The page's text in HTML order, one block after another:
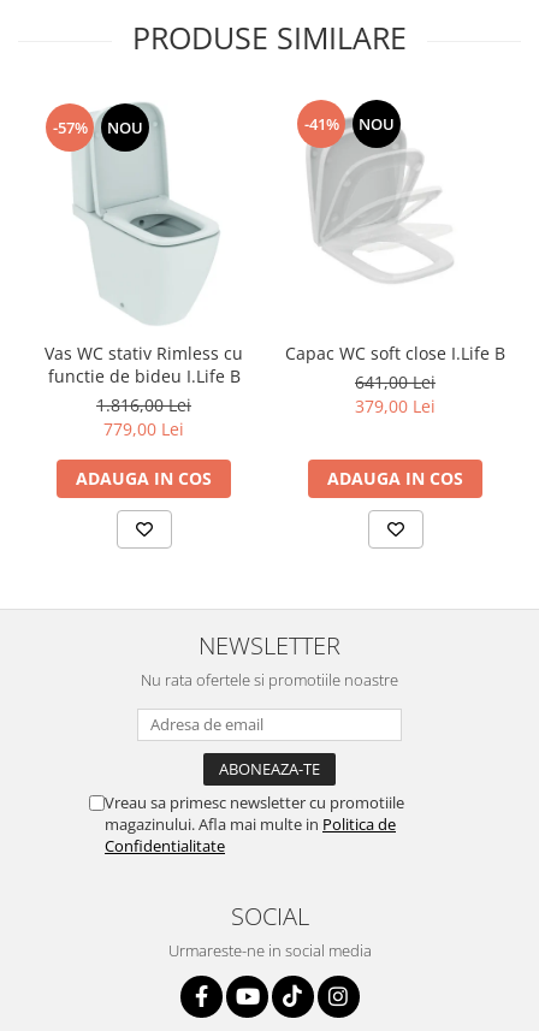
PRODUSE SIMILARE
-57% NOU
Vas WC stativ Rimless cu
functie de bideu I.Life B
1.816,00 Lei
779,00 Lei
ADAUGA IN COS
-41% NOU
Capac WC soft close I.Life B
641,00 Lei
379,00 Lei
ADAUGA IN COS
NEWSLETTER
Nu rata ofertele si promotiile noastre
Vreau sa primesc newsletter cu promotiile
magazinului. Afla mai multe in Politica de
Confidentialitate
SOCIAL
Urmareste-ne in social media